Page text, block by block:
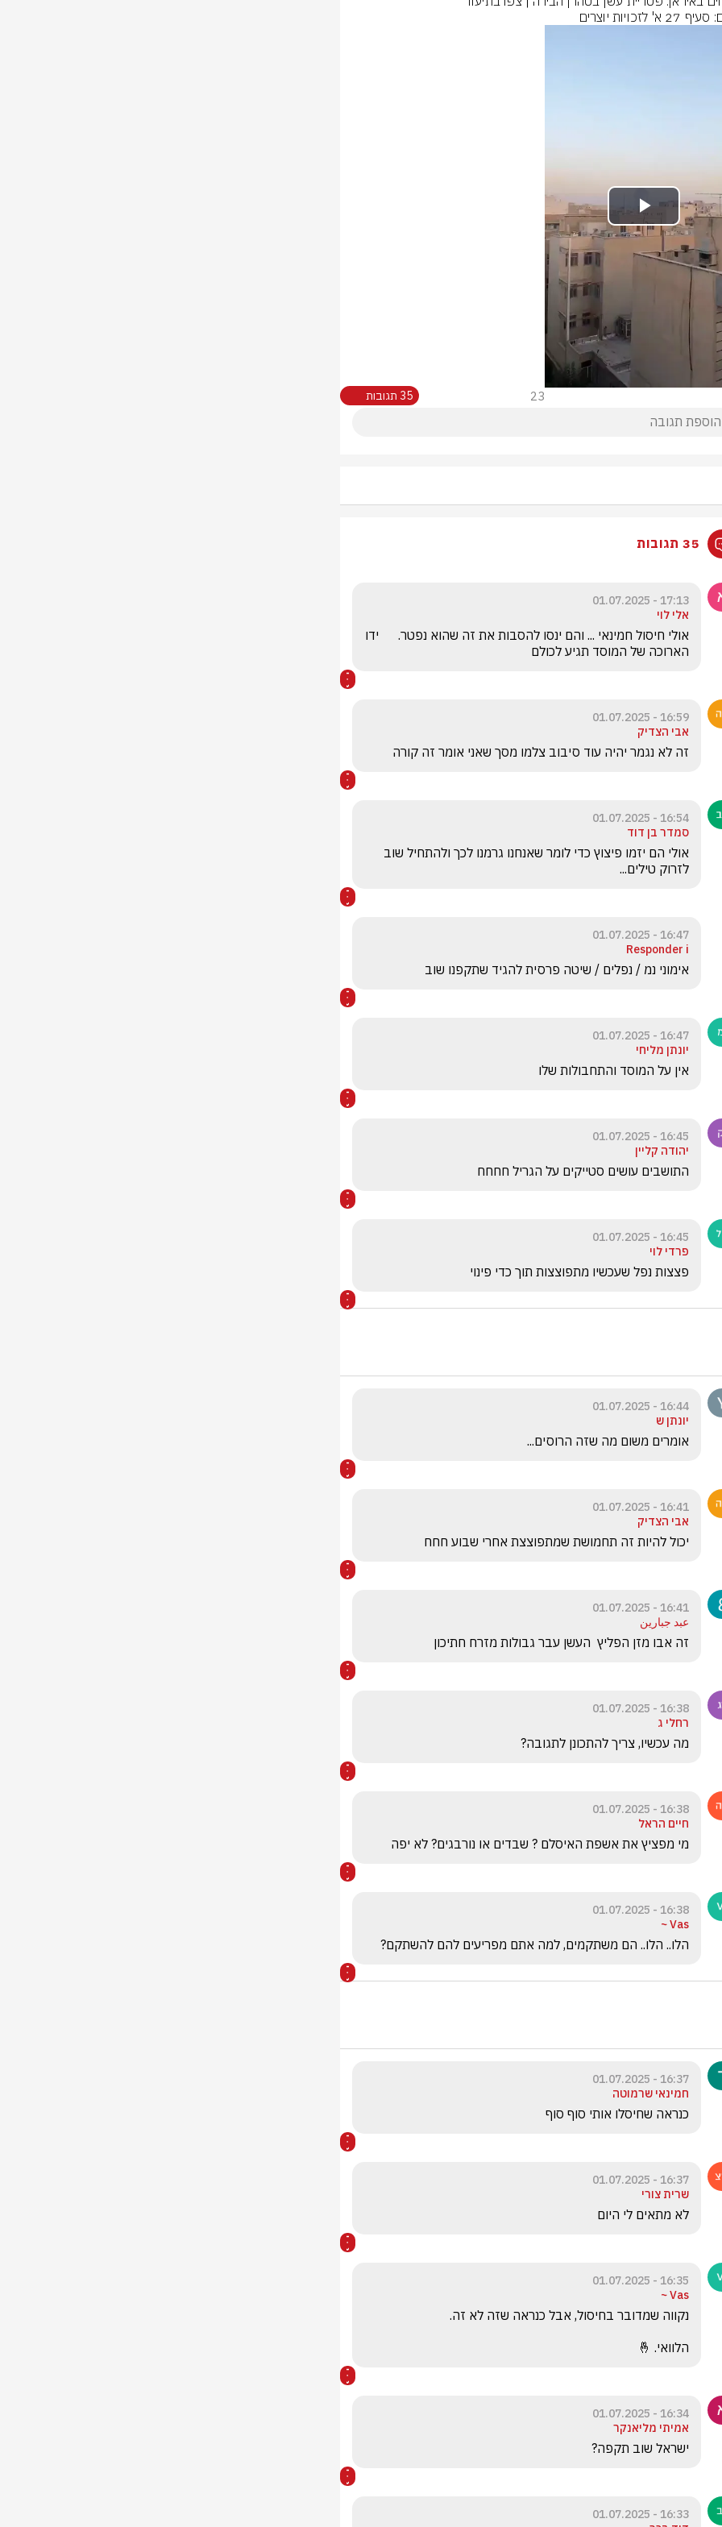
א' לזכויות יוצרים
Play
Video
23 35 תגובות
35 תגובות
17:13 - 01.07.2025
אלי לוי
הארוכה של המוסד תגיע לכולם
16:59 - 01.07.2025
אבי הצדיק
זה לא נגמר יהיה עוד סיבוב צלמו מסך שאני אומר זה קורה
16:54 - 01.07.2025
סמדר בן דוד
לזרוק טילים...
16:47 - 01.07.2025
Responder i
אימוני נמ / נפלים / שיטה פרסית להגיד שתקפנו שוב
16:47 - 01.07.2025
יונתן מליחי
אין על המוסד והתחבולות שלו
16:45 - 01.07.2025
יהודה קליין
התושבים עושים סטייקים על הגריל חחחח
16:45 - 01.07.2025
פרדי לוי
פצצות נפל שעכשיו מתפוצצות תוך כדי פינוי
16:44 - 01.07.2025
יונתן ש
אומרים משום מה שזה הרוסים...
16:41 - 01.07.2025
אבי הצדיק
יכול להיות זה תחמושת שמתפוצצת אחרי שבוע חחח
16:41 - 01.07.2025
عبد جبارين
זה אבו מזן הפליץ  העשן עבר גבולות מזרח חתיכון
16:38 - 01.07.2025
רחלי ג
מה עכשיו, צריך להתכונן לתגובה?
16:38 - 01.07.2025
חיים הראל
מי מפציץ את אשפת האיסלם ? שבדים או נורבגים? לא יפה
16:38 - 01.07.2025
Vas ~
הלו.. הלו.. הם משתקמים, למה אתם מפריעים להם להשתקם?
16:37 - 01.07.2025
חמינאי שרמוטה
כנראה שחיסלו אותי סוף סוף
16:37 - 01.07.2025
שרית צורי
לא מתאים לי היום
16:35 - 01.07.2025
Vas ~
הלוואי. 🤞
16:34 - 01.07.2025
אמיתי מליאנקר
ישראל שוב תקפה?
16:33 - 01.07.2025